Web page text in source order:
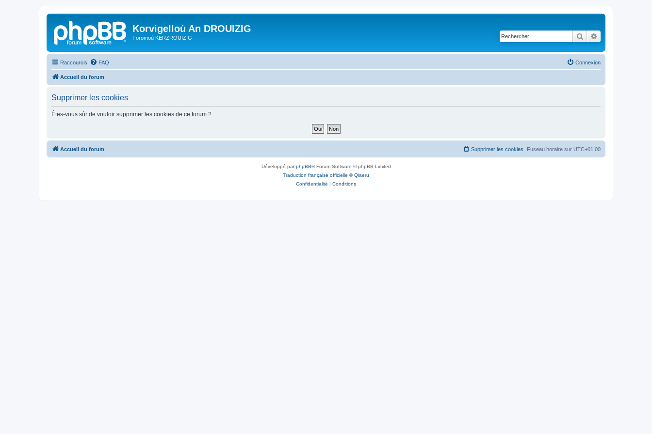
Korvigelloù An DROUIZIG
Foromoù KERZROUIZIG Rechercher
Raccourcis FAQ Connexion
Accueil du forum
Supprimer les cookies
Êtes-vous sûr de vouloir supprimer les cookies de ce forum ?
Accueil du forum Fuseau horaire sur UTC+01:00
Supprimer les cookies
Développé parphpBB® Forum Software © phpBB Limited
Traduction française officielle ©Qiaeru
Confidentialité | Conditions